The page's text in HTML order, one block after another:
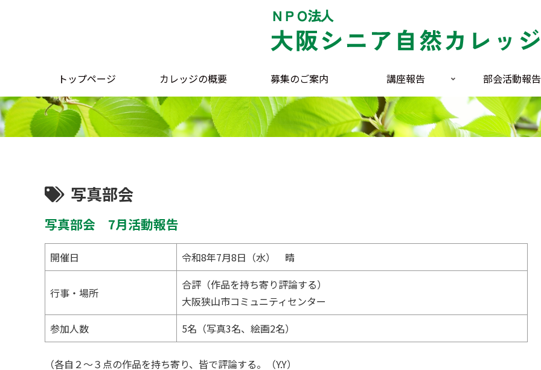
トップページ カレッジの概要 募集のご案内 講座報告 部会活動報告
写真部会
写真部会 7月活動報告
開催日 令和8年7月8日（水） 晴
行事・場所
合評（作品を持ち寄り評論する）
大阪狭山市コミュニティセンター
参加人数
5名（写真3名、絵画2名）
（各自２～３点の作品を持ち寄り、皆で評論する。（Y.Y）